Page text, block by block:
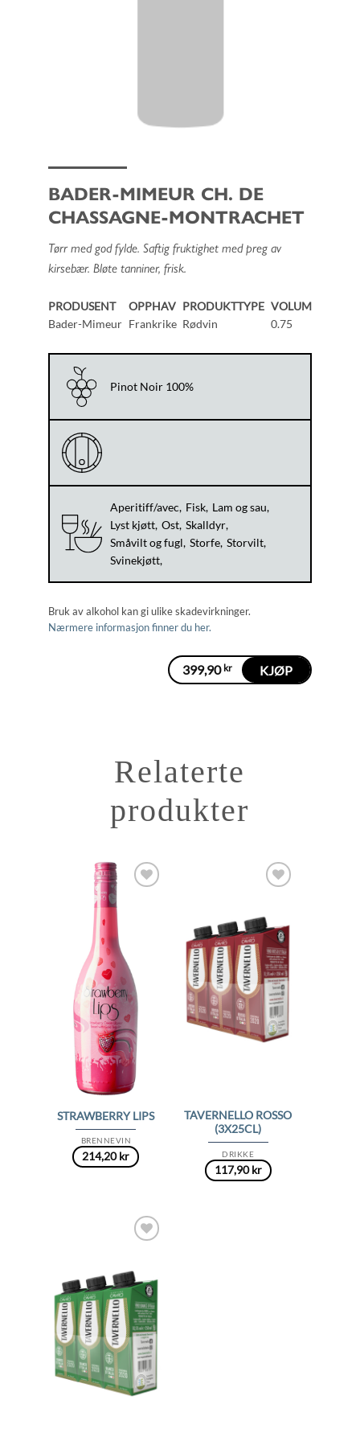
BADER-MIMEUR CH. DE
CHASSAGNE-MONTRACHET
Tørr med god fylde. Saftig fruktighet med preg av
kirsebær. Bløte tanniner, frisk.
PRODUSENT
Bader-Mimeur
OPPHAV
Frankrike
PRODUKTTYPE
Rødvin
VOLUM
0.75
Pinot Noir 100%
Aperitiff/avec Fisk Lam og sau
Lyst kjøtt Ost Skalldyr
Småvilt og fugl Storfe Storvilt
Svinekjøtt
Bruk av alkohol kan gi ulike skadevirkninger.
Nærmere informasjon finner du her.
399,90 kr KJØP
Relaterte
produkter
BRENNEVIN
STRAWBERRY LIPS
214,20kr DRIKKE
TAVERNELLO ROSSO
(3X25CL)
117,90kr